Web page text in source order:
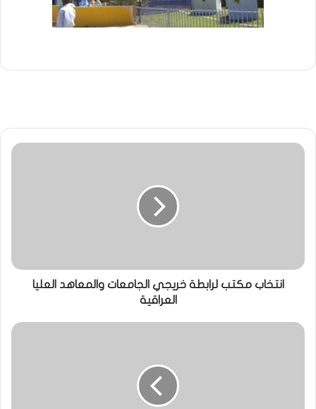
انتخاب مكتب لرابطة خريجي الجامعات والمعاهد العليا
العراقية